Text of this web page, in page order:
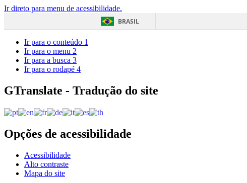
Ir direto para menu de acessibilidade.
BRASIL
Ir para o conteúdo 1
Ir para o menu 2
Ir para a busca 3
Ir para o rodapé 4
GTranslate - Tradução do site
Opções de acessibilidade
Acessibilidade
Alto contraste
Mapa do site